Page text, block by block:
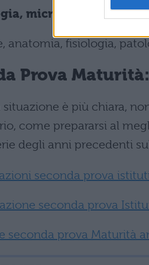
microbiologia e
anatomia, fisiologia,
Prova
situazione è più chiara,
come prepararsi al
degli anni precedenti
seconda prova
seconda prova
seconda prova Maturità